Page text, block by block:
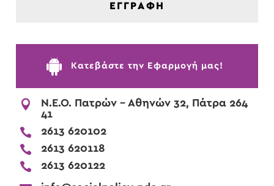
ΕΓΓΡΑΦΗ
 Kατεβάστε την Εφαρμογή μας!

Ν.Ε.Ο. Πατρών - Αθηνών 32, Πάτρα 264
41
 2613 620102
 2613 620118
 2613 620122